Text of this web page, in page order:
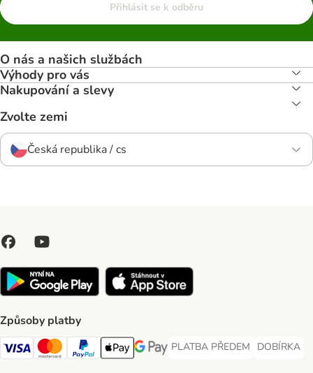
Přihlásit se k odběru
O nás a našich službách
Výhody pro vás
Nakupování a slevy
Zvolte zemi
Česká republika / cs
Způsoby platby
Visa Payment Method
Mastercard Payment Method
PayPal Payment Method
Apple pay Payment Method
GooglePay Payment Method
PLATBA PŘEDEM
PLATBA PŘEDEM Payment
DOBÍRKA
DOBÍRKA